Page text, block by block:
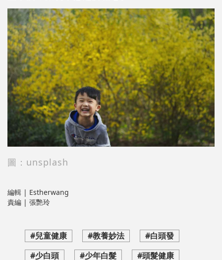
圖：unsplash
編輯 | Estherwang
責編 | 張艷玲
#兒童健康 #教養妙法
#白頭發
#少白頭
#少年白髮 #頭髮健康